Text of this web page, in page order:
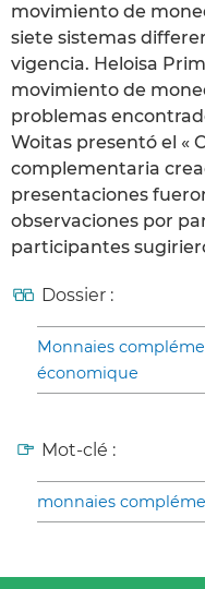
movimiento de
siete sistemas
vigencia. Heloisa
movimiento de
problemas
Woitas presentó el «
complementaria
presentaciones
observaciones por
participantes
Dossier :
Monnaies
économique
Mot-clé :
monnaies